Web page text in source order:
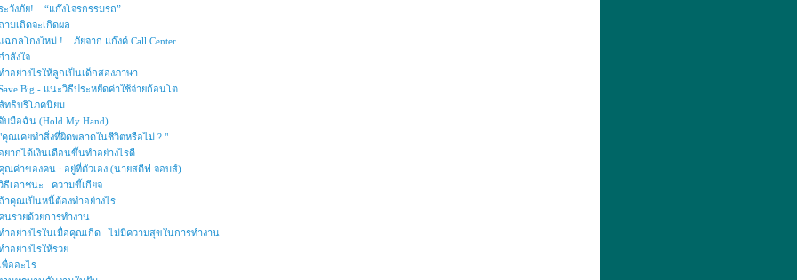
ะวังภัย!... “แก๊งโจรกรรมรถ”
ามเถิดจะเกิดผล
ฉกลโกงใหม่ ! ...ภัยจาก แก๊งค์ Call Center
ำลังใจ
ำอย่างไรให้ลูกเป็นเด็กสองภาษา
Big - แนะวิธีประหยัดค่าใช้จ่ายก้อนโต
ทธิบริโภคนิยม
บมือฉัน (Hold My Hand)
คุณเคยทำสิ่งที่ผิดพลาดในชีวิตหรือไม่ ? "
ยากได้เงินเดือนขึ้นทำอย่างไรดี
ณค่าของคน : อยู่ที่ตัวเอง (นายสตีฟ จอบส์)
ธีเอาชนะ...ความขี้เกียจ
าคุณเป็นหนี้ต้องทำอย่างไร
นรวยด้วยการทำงาน
ำอย่างไรในเมื่อคุณเกิด...ไม่มีความสุขในการทำงาน
ำอย่างไรให้รวย
พื่ออะไร...